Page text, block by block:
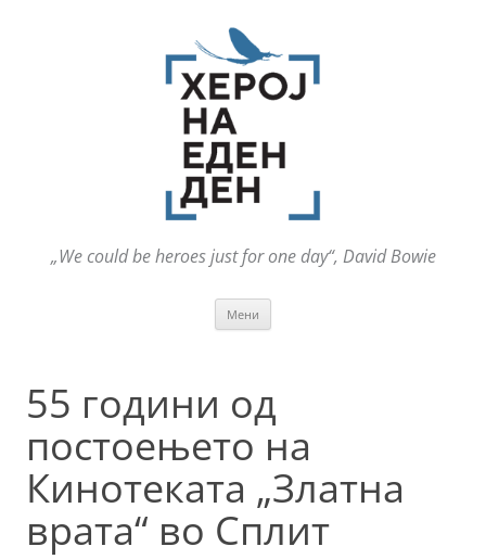
„We could be heroes just for one day“, David Bowie
Мени
55 години од
постоењето на
Кинотеката „Златна
врата“ во Сплит